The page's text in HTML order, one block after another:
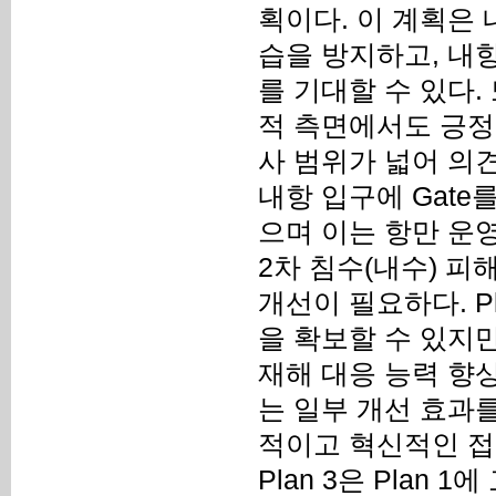
획이다. 이 계획은
습을 방지하고, 내
를 기대할 수 있다.
적 측면에서도 긍
사 범위가 넓어 의
내항 입구에 Gate
으며 이는 항만 운
2차 침수(내수) 피
개선이 필요하다.
을 확보할 수 있지
재해 대응 능력 향
는 일부 개선 효과
적이고 혁신적인
Plan 3은 Plan 1에